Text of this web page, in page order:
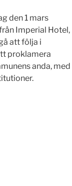
den 1 mars
Imperial Hotel,
att följa i
proklamera
anda, med